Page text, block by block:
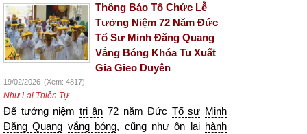
Thông Báo Tổ Chức Lễ
Tưởng Niệm 72 Năm Đức
Tổ Sư Minh Đăng Quang
Vắng Bóng Khóa Tu Xuất
Gia Gieo Duyên
19/02/2026 (Xem: 4817)
Như Lai Thiền Tự
Để tưởng niệm tri ân 72 năm Đức Tổ sư Minh
Đăng Quang vắng bóng, cũng như ôn lại hành